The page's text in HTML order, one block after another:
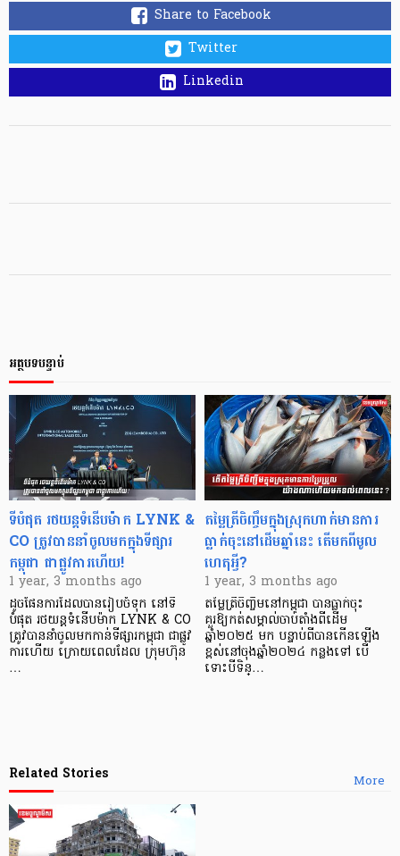
Share to Facebook
Twitter
Linkedin
អត្ថបទបន្ទាប់
ទីបំផុត រថយន្ដទំនើបម៉ាក LYNK &
CO ត្រូវបាននាំចូលមកក្នុងទីផ្សារ
កម្ពុជា ជាផ្លូវការហើយ!
1 year, 3 months ago
ដូចផែនការដែលបានរៀបចំទុក នៅទី
បំផុត រថយន្ដទំនើបម៉ាក LYNK & CO
ត្រូវបាននាំចូលមកកាន់ទីផ្សារកម្ពុជា ជាផ្លូវ
ការហើយ ក្រោយពេលដែល ក្រុមហ៊ុន
…
តម្លៃត្រីចិញ្ចឹមក្នុងស្រុកហាក់មានការ
ធ្លាក់ចុះនៅដើមឆ្នាំនេះ តើមកពីមូល
ហេតុអ្វី?
1 year, 3 months ago
តម្លៃត្រីចិញ្ចឹមនៅកម្ពុជា បានធ្លាក់ចុះ
គួរឱ្យកត់សម្គាល់ចាប់តាំងពីដើម
ឆ្នាំ២០២៥ មក បន្ទាប់ពីបានកើនឡើង
ខ្ពស់នៅចុងឆ្នាំ២០២៤ កន្លងទៅ បើ
ទោះបីទិន្…
More
Related Stories